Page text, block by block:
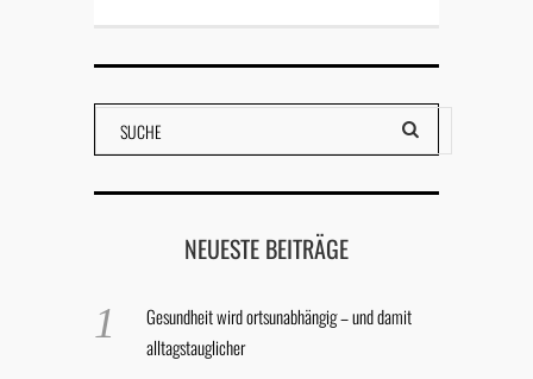
NEUESTE BEITRÄGE
Gesundheit wird ortsunabhängig – und damit
alltagstauglicher